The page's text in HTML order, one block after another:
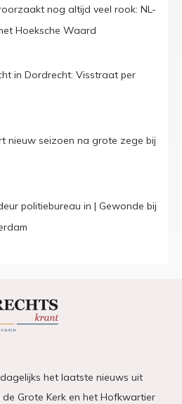
nog altijd veel rook: NL-
Hoeksche Waard
in Dordrecht: Visstraat per
nieuw seizoen na grote zege bij
politiebureau in | Gewonde bij
het laatste nieuws uit
Grote Kerk en het Hofkwartier